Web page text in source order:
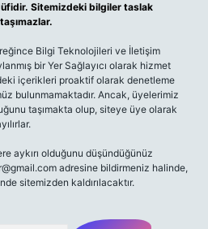
Sitemizdeki bilgiler taslak
Bilgi Teknolojileri ve İletişim
bir Yer Sağlayıcı olarak hizmet
içerikleri proaktif olarak denetleme
bulunmamaktadır. Ancak, üyelerimiz
taşımakta olup, siteye üye olarak
aykırı olduğunu düşündüğünüz
adresine bildirmeniz halinde,
sitemizden kaldırılacaktır.